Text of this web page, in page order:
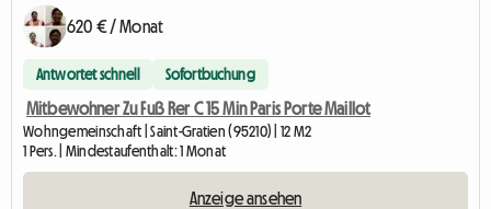
620 € / Monat
Antwortet schnell Sofortbuchung
Mitbewohner Zu Fuß Rer C 15 Min Paris Porte Maillot
Wohngemeinschaft | Saint-Gratien (95210) | 12 M2
1 Pers. | Mindestaufenthalt: 1 Monat
Anzeige ansehen